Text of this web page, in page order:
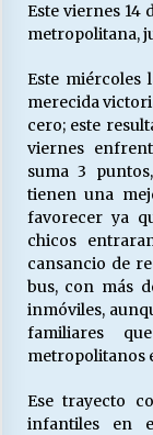
Este viernes 14
metropolitana,
Este miércoles
merecida
cero; este
viernes
suma 3
tienen una
favorecer ya
chicos
cansancio de
bus, con más
inmóviles,
familiares
metropolitanos
Ese trayecto
infantiles en